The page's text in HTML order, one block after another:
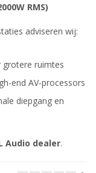
RMS)
adviseren wij:
grotere ruimtes
end AV-processors
diepgang en
Audio dealer.